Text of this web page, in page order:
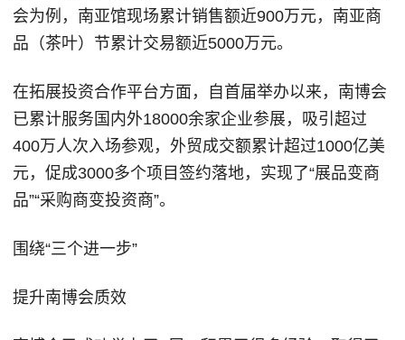
会为例，南亚馆现场累计销售额近900万元，南亚商
品（茶叶）节累计交易额近5000万元。
在拓展投资合作平台方面，自首届举办以来，南博会
已累计服务国内外18000余家企业参展，吸引超过
400万人次入场参观，外贸成交额累计超过1000亿美
元，促成3000多个项目签约落地，实现了“展品变商
品”“采购商变投资商”。
围绕“三个进一步”
提升南博会质效